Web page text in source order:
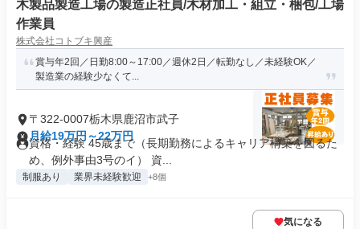
木製品製造工場の製造正社員/木材加工・組立・梱包/工場
作業員
株式会社コトブキ興産
賞与年2回／日勤8:00～17:00／週休2日／転勤なし／未経験OK／
製造業の経験少なくて...
〒322-0007栃木県鹿沼市武子
月給19万円～22万円
資格・経験 45歳まで（長期勤務によるキャリア構築を図るた
め、例外事由3号のイ） 資...
制服あり 業界未経験歓迎 +8個
気になる